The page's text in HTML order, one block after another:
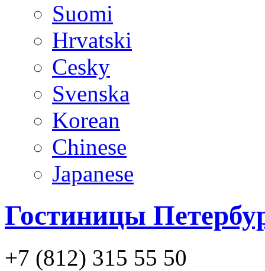
Suomi
Hrvatski
Cesky
Svenska
Korean
Chinese
Japanese
Гостиницы
+7 (812) 315 55 50